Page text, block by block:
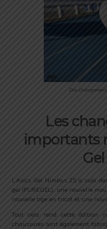
Des
Les
importants
L’Asics Gel Nimbus 25 a subi
gel (PUREGEL), une nouvelle
nouvelle tige en tricot et une
Tout cela rend cette édition
chaussures sont également